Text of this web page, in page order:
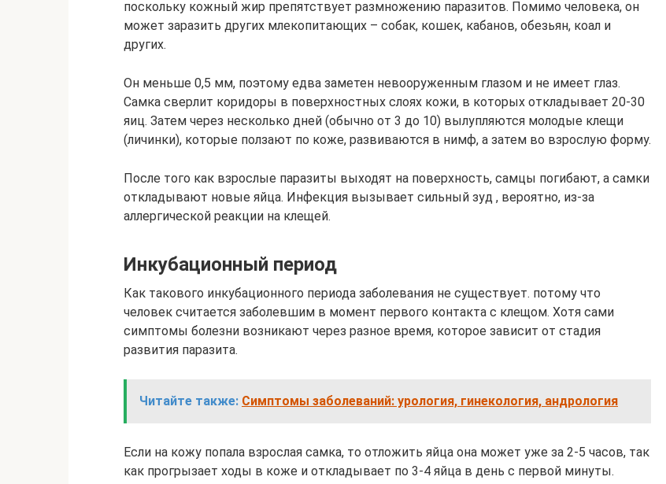
поскольку кожный жир препятствует размножению паразитов. Помимо человека, он
может заразить других млекопитающих – собак, кошек, кабанов, обезьян, коал и
других.
Он меньше 0,5 мм, поэтому едва заметен невооруженным глазом и не имеет глаз.
Самка сверлит коридоры в поверхностных слоях кожи, в которых откладывает 20-30
яиц. Затем через несколько дней (обычно от 3 до 10) вылупляются молодые клещи
(личинки), которые ползают по коже, развиваются в нимф, а затем во взрослую форму.
После того как взрослые паразиты выходят на поверхность, самцы погибают, а самки
откладывают новые яйца. Инфекция вызывает сильный зуд , вероятно, из-за
аллергической реакции на клещей.
Инкубационный период
Как такового инкубационного периода заболевания не существует. потому что
человек считается заболевшим в момент первого контакта с клещом. Хотя сами
симптомы болезни возникают через разное время, которое зависит от стадия
развития паразита.
Читайте также: Симптомы заболеваний: урология, гинекология, андрология
Если на кожу попала взрослая самка, то отложить яйца она может уже за 2-5 часов, так
как прогрызает ходы в коже и откладывает по 3-4 яйца в день с первой минуты.